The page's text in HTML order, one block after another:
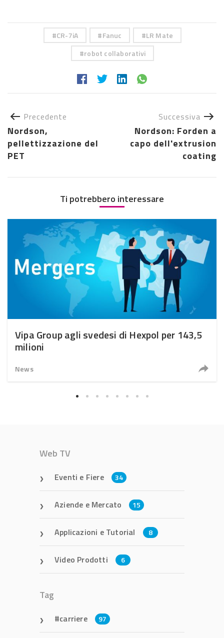
CR-7iA Fanuc
LR Mate
robot collaborativi
Precedente
Nordson,
pellettizzazione del
PET
Successiva
Nordson: Forden a
capo dell'extrusion
coating
Ti potrebbero interessare
Vipa Group agli svedesi di Hexpol per 143,5
milioni
News
Web TV
Eventi e Fiere 34
Aziende e Mercato 15
Applicazioni e Tutorial 8
Video Prodotti 6
Tag
carriere 97